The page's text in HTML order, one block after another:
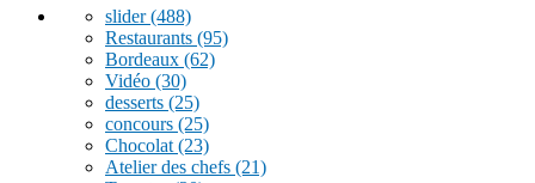
slider(488)
Restaurants (95)
Bordeaux (62)
Vidéo (30)
desserts (25)
concours (25)
Chocolat (23)
Atelier des chefs (21)